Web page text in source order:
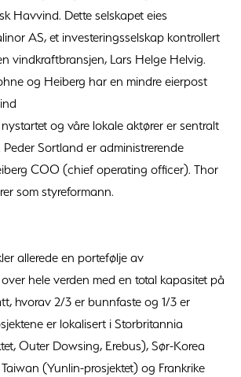
Havvind. Dette selskapet eies
AS, et investeringsselskap kontrollert
vindkraftbransjen, Lars Helge Helvig.
og Heiberg har en mindre eierpost
og våre lokale aktører er sentralt
Peder Sortland er administrerende
COO (chief operating officer). Thor
som styreformann.
allerede en portefølje av
hele verden med en total kapasitet på
hvorav 2/3 er bunnfaste og 1/3 er
er lokalisert i Storbritannia
Outer Dowsing, Erebus), Sør-Korea
(Yunlin-prosjektet) og Frankrike